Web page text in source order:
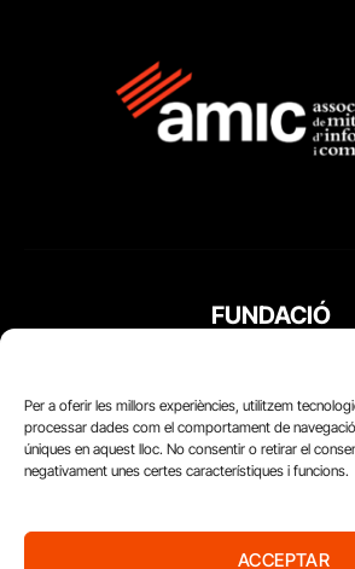
Per a oferir les millors experiències, utilitzem
processar dades com el comportament de
úniques en aquest lloc. No consentir o retirar el
negativament unes certes característiques i funcions.
ACCEPTAR
FUNDACIÓ